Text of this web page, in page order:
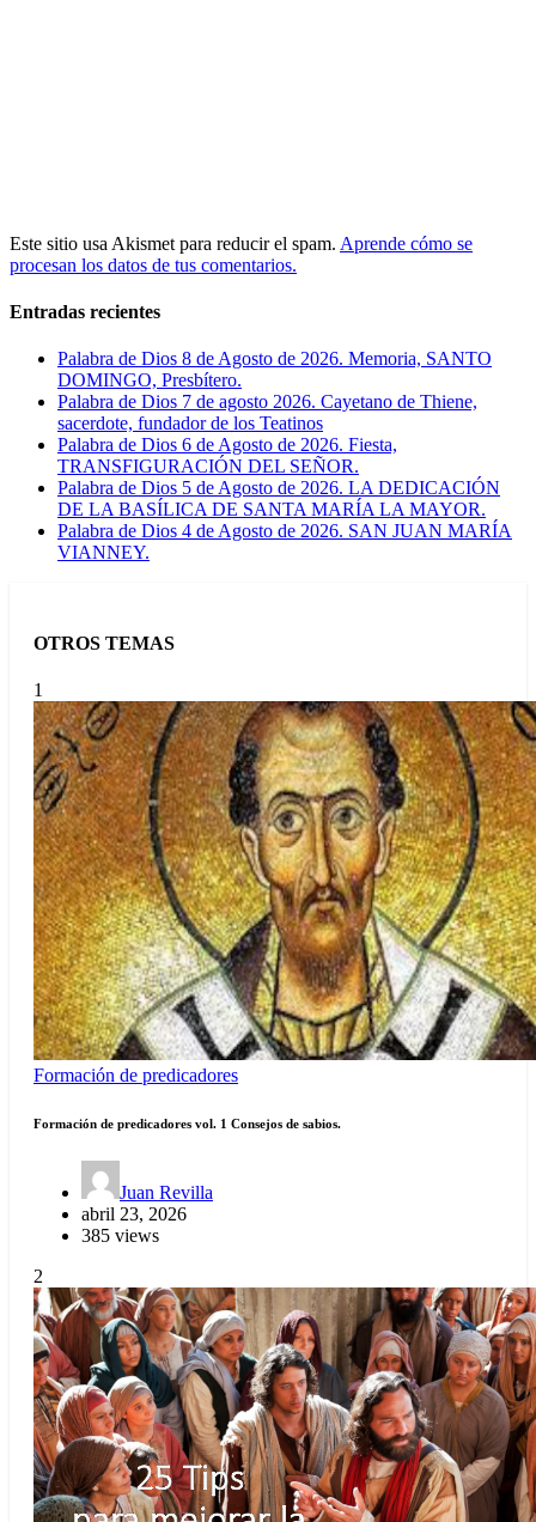
Este sitio usa Akismet para reducir el spam. Aprende cómo se
procesan los datos de tus comentarios.
Entradas recientes
Palabra de Dios 8 de Agosto de 2026. Memoria, SANTO
DOMINGO, Presbítero.
Palabra de Dios 7 de agosto 2026. Cayetano de Thiene,
sacerdote, fundador de los Teatinos
Palabra de Dios 6 de Agosto de 2026. Fiesta,
TRANSFIGURACIÓN DEL SEÑOR.
Palabra de Dios 5 de Agosto de 2026. LA DEDICACIÓN
DE LA BASÍLICA DE SANTA MARÍA LA MAYOR.
Palabra de Dios 4 de Agosto de 2026. SAN JUAN MARÍA
VIANNEY.
OTROS TEMAS
1
Formación de predicadores
Formación de predicadores vol. 1 Consejos de sabios.
Juan Revilla
abril 23, 2026
385 views
2